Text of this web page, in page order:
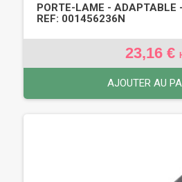
PORTE-LAME -
REF: 001456236N
23,16 €
AJOUTER AU